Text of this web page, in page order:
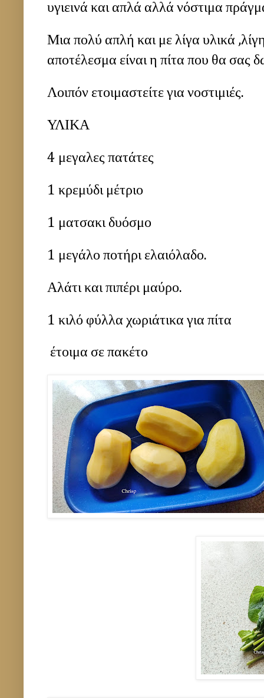
υγιεινά και απλά αλλά νόστιμα
Μια πολύ απλή και με λίγα υλικά
αποτέλεσμα είναι η πίτα που θα σας
Λοιπόν ετοιμαστείτε για νοστιμιές.
ΥΛΙΚΑ
4 μεγαλες πατάτες
1 κρεμύδι μέτριο
1 ματσακι δυόσμο
1 μεγάλο ποτήρι ελαιόλαδο.
Αλάτι και πιπέρι μαύρο.
1 κιλό φύλλα χωριάτικα για πίτα
έτοιμα σε πακέτο